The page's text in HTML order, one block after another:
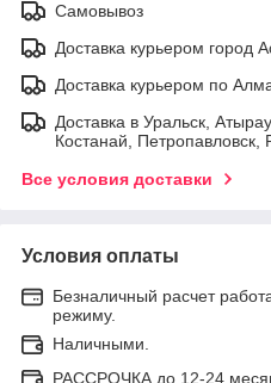
Самовывоз
Доставка курьером город
Доставка курьером по
Доставка в Уральск,
Костанай,
Все условия доставки
Условия оплаты
Безналичный расчет
режиму.
Наличными.
РАССРОЧКА до 12-24